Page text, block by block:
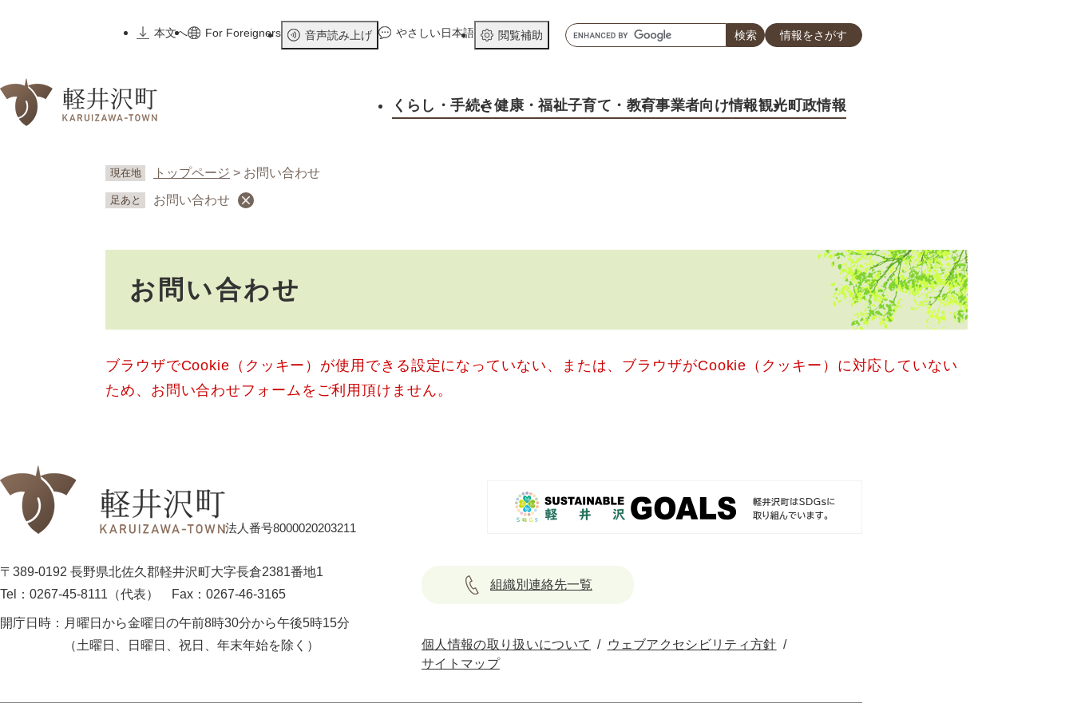
先
本文へ
For Foreigners 音声読み上げ やさしい日本語 閲覧補助
キ
ー
ド
情報をさがす
くらし ・手続き健康 ・福祉子育て ・教育事業者向け情報観光町政情報
現在地 トップページ > お問い合わせ
足あと お問い合わせ
お問い合わせ
ブラウザでCookie（クッキー）が使用できる設定になっていない、または、ブラウザがCookie（クッキー）に対応していない
ため、お問い合わせフォームをご利用頂けません。
法人番号8000020203211
〒389-0192 長野県北佐久郡軽井沢町大字長倉2381番地1
Tel：0267-45-8111（代表）
Fax：0267-46-3165
開庁日時： 月曜日から金曜日の午前8時30分から午後5時15分
（土曜日、日曜日、祝日、年末年始を除く）
組織別連絡先一覧
個人情報の取り扱いについて
ウェブアクセシビリティ方針
サイトマップ